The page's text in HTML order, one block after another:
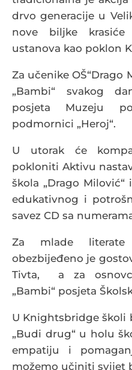
drvo generacije u
nove biljke
ustanova kao poklon
Za učenike OŠ“Drago
„Bambi“ svakog
posjeta Muzeju
podmornici „Heroj“.
U utorak će
pokloniti Aktivu
škola „Drago Milović“
edukativnog i
savez CD sa
Za mlade
obezbijeđeno je
Tivta, a za
„Bambi“ posjeta
U Knightsbridge školi
„Budi drug“ u holu
empatiju i
možemo učiniti svijet